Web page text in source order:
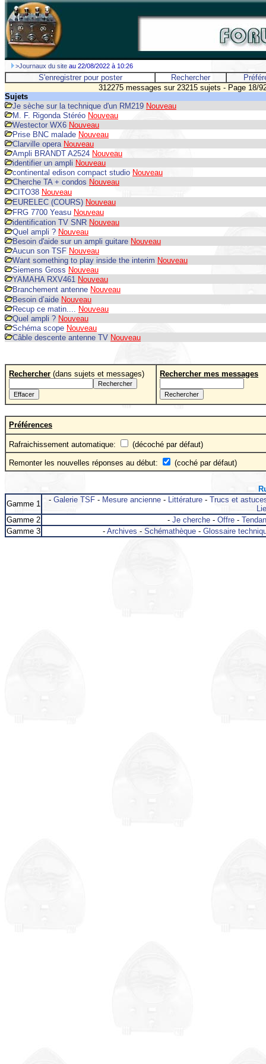
>Journaux du site au 22/08/2022 à 10:26
S'enregistrer pour poster Rechercher
312275 messages sur 23215 sujets - Page 18/
Sujets
Je sèche sur la technique d'un RM219 Nouveau
M. F. Rigonda Stéréo Nouveau
Westector WX6 Nouveau
Prise BNC malade Nouveau
Clarville opera Nouveau
Ampli BRANDT A2524 Nouveau
identifier un ampli Nouveau
continental edison compact studio Nouveau
Cherche TA + condos Nouveau
CITO38 Nouveau
EURELEC (COURS) Nouveau
FRG 7700 Yeasu Nouveau
identification TV SNR Nouveau
Quel ampli ? Nouveau
Besoin d'aide sur un ampli guitare Nouveau
Aucun son TSF Nouveau
Want something to play inside the interim Nouveau
Siemens Gross Nouveau
YAMAHA RXV461 Nouveau
Branchement antenne Nouveau
Besoin d’aide Nouveau
Recup ce matin.... Nouveau
Quel ampli ? Nouveau
Schéma scope Nouveau
Câble descente antenne TV Nouveau
Rechercher (dans sujets et messages) Rechercher mes messages
Préférences
Rafraichissement automatique: (décoché par défaut)
Remonter les nouvelles réponses au début: (coché par défaut)
Gamme 1
- Galerie TSF- Mesure ancienne- Littérature- Trucs et
Gamme 2
- Je cherche- Offre-
Gamme 3
- Archives - Schémathèque- Glossaire